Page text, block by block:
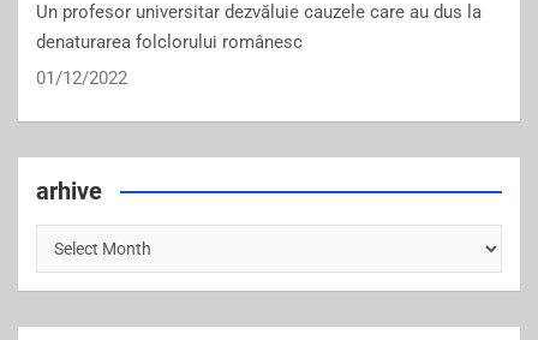
Un profesor universitar dezvăluie cauzele care au dus la
denaturarea folclorului românesc
01/12/2022
arhive
arhive